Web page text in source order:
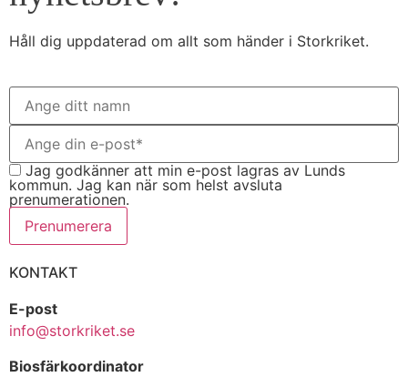
Håll dig uppdaterad om allt som händer i Storkriket.
Jag godkänner att min e-post lagras av Lunds
kommun. Jag kan när som helst avsluta
prenumerationen.
Prenumerera
KONTAKT
E-post
info@storkriket.se
Biosfärkoordinator